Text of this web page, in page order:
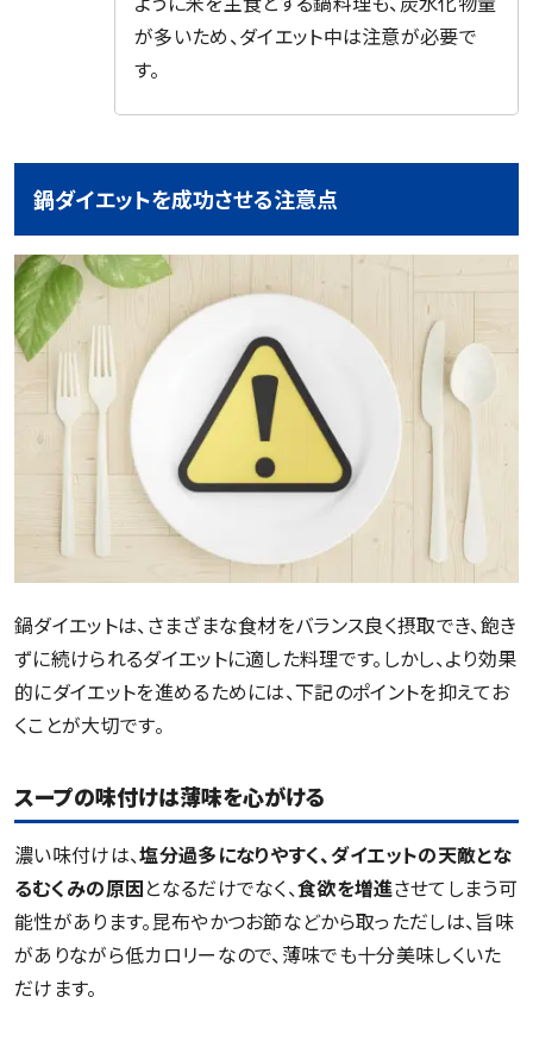
が多いため、ダイエット中は注意が必要で
す。
鍋ダイエットを成功させる注意点
鍋ダイエットは、さまざまな食材をバランス良く摂取でき、飽き
ずに続けられるダイエットに適した料理です。しかし、より効果
的にダイエットを進めるためには、下記のポイントを抑えてお
くことが大切です。
スープの味付けは薄味を心がける
濃い味付けは、塩分過多になりやすく、ダイエットの天敵とな
るむくみの原因となるだけでなく、食欲を増進させてしまう可
能性があります。昆布やかつお節などから取っただしは、旨味
がありながら低カロリーなので、薄味でも十分美味しくいた
だけます。